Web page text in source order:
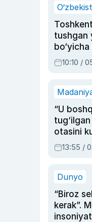
tushgan
hukmi
10:10 /
“U
otasini
dublyaj
13:55 /
Dunyo
“Biroz
kerak”.